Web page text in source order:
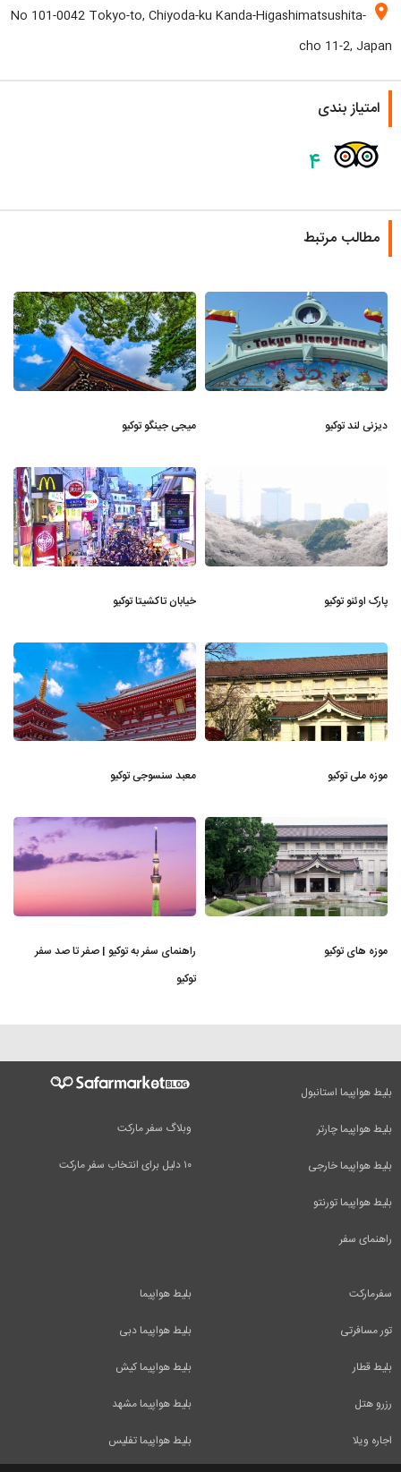
location_on
No 101-0042 Tokyo-to, Chiyoda-ku Kanda-Higashimatsushita-
cho 11-2, Japan
امتیاز بندی
۴
مطالب مرتبط
دیزنی لند توکیو میجی جینگو توکیو
پارک اوئنو توکیو خیابان تاکشیتا توکیو
موزه ملی توکیو معبد سنسوجی توکیو
موزه های توکیو
راهنمای سفر به توکیو | صفر تا صد سفر
توکیو
وبلاگ سفر مارکت
۱۰ دلیل برای انتخاب سفر مارکت
بلیط هواپیما استانبول
بلیط هواپیما چارتر
بلیط هواپیما خارجی
بلیط هواپیما تورنتو
راهنمای سفر
بلیط هواپیما
بلیط هواپیما دبی
بلیط هواپیما کیش
بلیط هواپیما مشهد
بلیط هواپیما تفلیس
سفرمارکت
تور مسافرتی
بلیط قطار
رزرو هتل
اجاره ویلا